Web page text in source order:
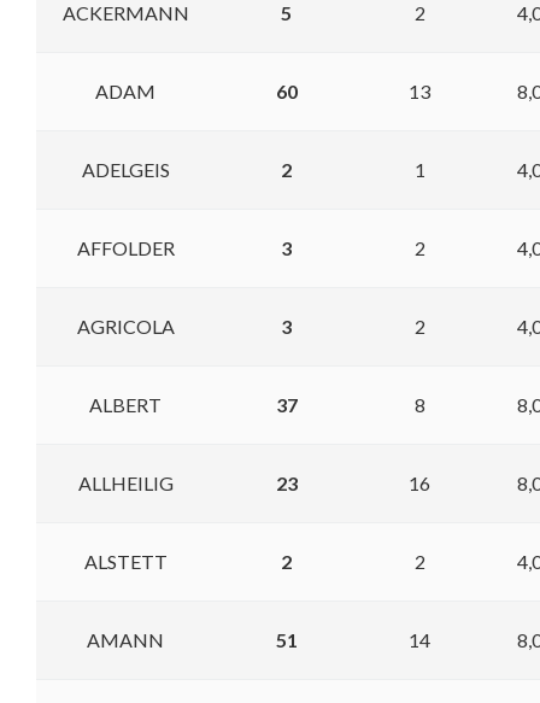
ACKERMANN 5 2
ADAM 60 13
ADELGEIS 2 1
AFFOLDER 3 2
AGRICOLA 3 2
ALBERT 37 8
ALLHEILIG 23 16
ALSTETT 2 2
AMANN 51 14